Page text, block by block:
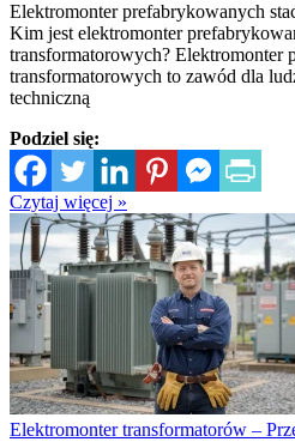
Elektromonter prefabrykowanych
Kim jest elektromonter
transformatorowych? Elektromonter
transformatorowych to zawód dla
techniczną
Podziel się:
Czytaj więcej »
Elektromonter transformatorów –